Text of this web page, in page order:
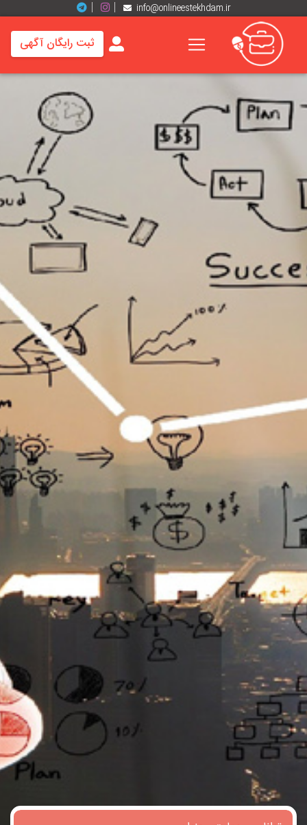
info@onlineestekhdam.ir
خانه
های
شغلی
رزومه
ها
اخبار
مشاغل
درباره
ما
ثبت رایگان آگهی